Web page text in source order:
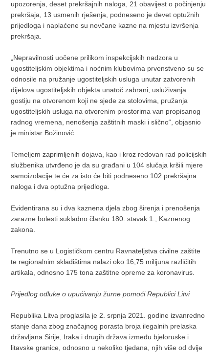
upozorenja, deset prekršajnih naloga, 21 obavijest o počinjenju
prekršaja, 13 usmenih rješenja, podneseno je devet optužnih
prijedloga i naplaćene su novčane kazne na mjestu izvršenja
prekršaja.
„Nepravilnosti uočene prilikom inspekcijskih nadzora u
ugostiteljskim objektima i noćnim klubovima prvenstveno su se
odnosile na pružanje ugostiteljskih usluga unutar zatvorenih
dijelova ugostiteljskih objekta unatoč zabrani, usluživanja
gostiju na otvorenom koji ne sjede za stolovima, pružanja
ugostiteljskih usluga na otvorenim prostorima van propisanog
radnog vremena, nenošenja zaštitnih maski i slično“, objasnio
je ministar Božinović.
Temeljem zaprimljenih dojava, kao i kroz redovan rad policijskih
službenika utvrđeno je da su građani u 104 slučaja kršili mjere
samoizolacije te će za isto će biti podneseno 102 prekršajna
naloga i dva optužna prijedloga.
Evidentirana su i dva kaznena djela zbog širenja i prenošenja
zarazne bolesti sukladno članku 180. stavak 1., Kaznenog
zakona.
Trenutno se u Logističkom centru Ravnateljstva civilne zaštite
te regionalnim skladištima nalazi oko 16,75 milijuna različitih
artikala, odnosno 175 tona zaštitne opreme za koronavirus.
Prijedlog odluke o upućivanju žurne pomoći Republici Litvi
Republika Litva proglasila je 2. srpnja 2021. godine izvanredno
stanje dana zbog značajnog porasta broja ilegalnih prelaska
državljana Sirije, Iraka i drugih država između bjeloruske i
litavske granice, odnosno u nekoliko tjedana, njih više od dvije